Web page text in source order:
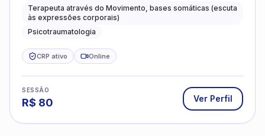
Terapeuta através do Movimento, bases somáticas (escuta
às expressões corporais)
Psicotraumatologia
CRP ativo Online
SESSÃO
R$ 80 Ver Perfil